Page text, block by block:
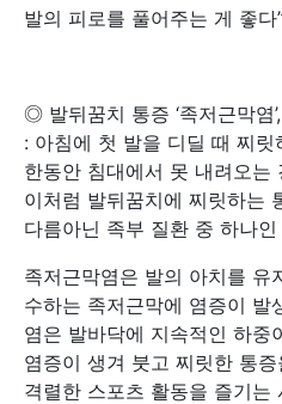
발의 피로를 풀어주는 게 좋다
◎ 발뒤꿈치 통증 ‘족저근막염
: 아침에 첫 발을 디딜 때 찌
한동안 침대에서 못 내려오는
이처럼 발뒤꿈치에 찌릿하는
다름아닌 족부 질환 중 하나인
족저근막염은 발의 아치를 유
수하는 족저근막에 염증이 발
염은 발바닥에 지속적인 하중
염증이 생겨 붓고 찌릿한 통
격렬한 스포츠 활동을 즐기는